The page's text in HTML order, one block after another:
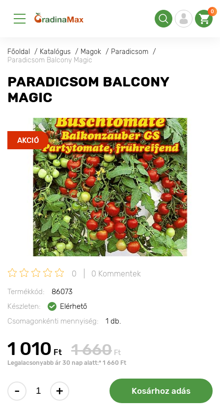
0
Főoldal Katalógus Magok
Paradicsom
Paradicsom Balcony Magic
PARADICSOM BALCONY
MAGIC
AKCIÓ
0 0 Kommentek
Termékkód:
86073
Készleten:
Elérhető
Csomagonkénti mennyiség:
1 db.
1 010 Ft 1 660 Ft
Legalacsonyabb ár 30 nap alatt:* 1 660 Ft
- + Kosárhoz adás